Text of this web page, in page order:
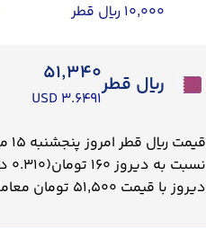
۱۰,۰۰۰ ریال قطر
ریال قطر۵۱,۳۴۰
۳.۶۴۹۱ USD
دیروز با قیمت ۵۱,۵۰۰ تومان معامله می‌شد.